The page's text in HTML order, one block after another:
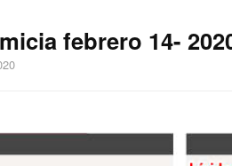
febrero 14-